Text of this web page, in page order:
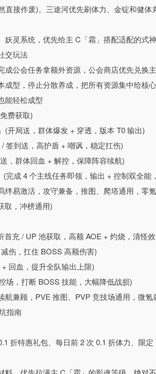
装备，上线一键就能领取全部收益。更有装
工人也能躺着稳步变强，零负担玩转忍者世
平民也能逆袭
体系，涵盖式神、妖灵、忍法、魂玉、影魂
树，技能升级、被动激活、属性共鸣层层递
血晕眩等多种战斗流派自由搭配，阵营羁绊
能打出统治级表现。
冒险体验
术设计，搭配二次元卡通立绘，忍村街景、
萌与压迫感。配合华丽炫酷的全屏忍术特效、
沉浸式体验从新人忍者逆袭为幻象忍神的热
不误
成，游戏还打造了超丰富的玩法体系，PVE
条，每一次闯关都有全新惊喜;PVP 方面有
社交红包等休闲互动内容，既能佛系挂机收
直接作废)。三途河优先刷体力、金锭和健
灵系统，优先给主 C「霜」搭配适配的式神
交玩法
成公会任务拿额外资源，公会商店优先兑换
型，停止分散养成，把所有资源集中给核心
能轻松成型
费获取)
(开局送，群体爆发 + 穿透，版本 T0 输出)
签到送，高护盾 + 嘲讽，稳定扛伤)
，群体回血 + 解控，保障阵容续航)
完成 4 个主线任务即领，输出 + 控制双全能
易激活，攻守兼备，推图、爬塔通用，零氪
取，冲榜通用)
首充 / UP 池获取，高额 AOE + 灼烧，清怪
伤，扛住 BOSS 高额伤害)
回血，提升全队输出上限)
场，打断 BOSS 技能，大幅降低战损)
兼顾，PVE 推图、PVP 竞技场通用，微氪
指南
折特惠礼包、每日前 2 次 0.1 折体力、限